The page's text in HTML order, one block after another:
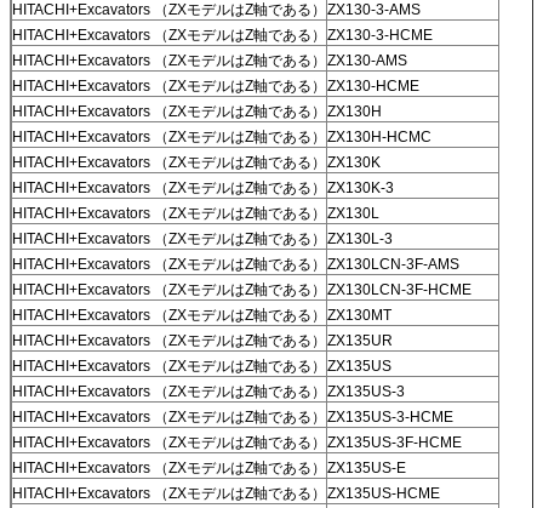
HITACHI+Excavators （ZXモデルはZ軸である） ZX130-3-AMS
HITACHI+Excavators （ZXモデルはZ軸である） ZX130-3-HCME
HITACHI+Excavators （ZXモデルはZ軸である） ZX130-AMS
HITACHI+Excavators （ZXモデルはZ軸である） ZX130-HCME
HITACHI+Excavators （ZXモデルはZ軸である） ZX130H
HITACHI+Excavators （ZXモデルはZ軸である） ZX130H-HCMC
HITACHI+Excavators （ZXモデルはZ軸である） ZX130K
HITACHI+Excavators （ZXモデルはZ軸である） ZX130K-3
HITACHI+Excavators （ZXモデルはZ軸である） ZX130L
HITACHI+Excavators （ZXモデルはZ軸である） ZX130L-3
HITACHI+Excavators （ZXモデルはZ軸である） ZX130LCN-3F-AMS
HITACHI+Excavators （ZXモデルはZ軸である） ZX130LCN-3F-HCME
HITACHI+Excavators （ZXモデルはZ軸である） ZX130MT
HITACHI+Excavators （ZXモデルはZ軸である） ZX135UR
HITACHI+Excavators （ZXモデルはZ軸である） ZX135US
HITACHI+Excavators （ZXモデルはZ軸である） ZX135US-3
HITACHI+Excavators （ZXモデルはZ軸である） ZX135US-3-HCME
HITACHI+Excavators （ZXモデルはZ軸である） ZX135US-3F-HCME
HITACHI+Excavators （ZXモデルはZ軸である） ZX135US-E
HITACHI+Excavators （ZXモデルはZ軸である） ZX135US-HCME